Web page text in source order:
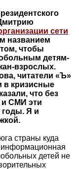
сети
названием
чтобы
детям-
взрослых.
читатели «Ъ»
в кризисные
что без
и СМИ эти
годы. Я и
страны куда
информационная
детей не